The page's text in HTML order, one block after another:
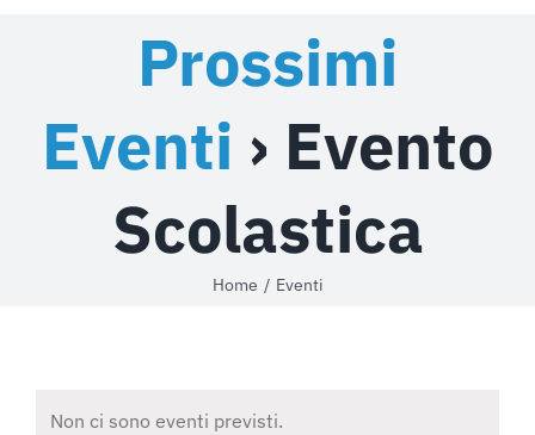
EVENTI
NOTIZIE
CONTATTI
Prossimi
Eventi › Evento
Scolastica
Home Eventi
Non ci sono eventi previsti.